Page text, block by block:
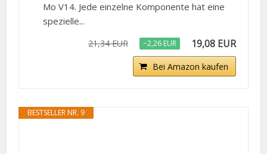
Mo V14. Jede einzelne Komponente hat eine
spezielle...
21,34 EUR −2,26 EUR 19,08 EUR
Bei Amazon kaufen
BESTSELLER NR. 9